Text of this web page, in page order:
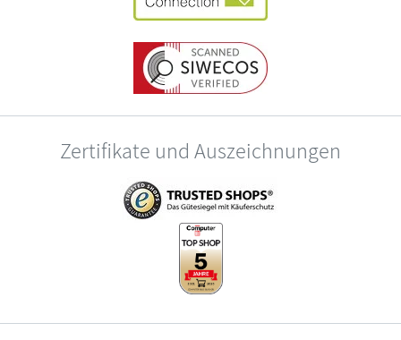
Zertifikate und Auszeichnungen